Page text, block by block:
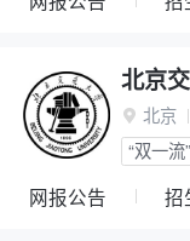
北京
 北京
“双一
网报公告 招